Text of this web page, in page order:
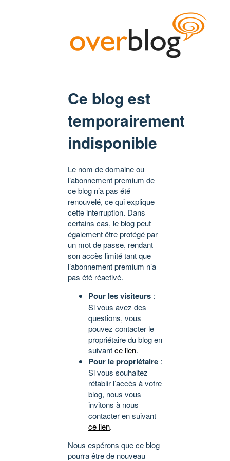
Ce blog est
temporairement
indisponible
Le nom de domaine ou
l’abonnement premium de
ce blog n’a pas été
renouvelé, ce qui explique
cette interruption. Dans
certains cas, le blog peut
également être protégé par
un mot de passe, rendant
son accès limité tant que
l’abonnement premium n’a
pas été réactivé.
Pour les visiteurs :
Si vous avez des
questions, vous
pouvez contacter le
propriétaire du blog en
suivantce lien.
Pour le propriétaire :
Si vous souhaitez
rétablir l’accès à votre
blog, nous vous
invitons à nous
contacter en suivant
ce lien.
Nous espérons que ce blog
pourra être de nouveau